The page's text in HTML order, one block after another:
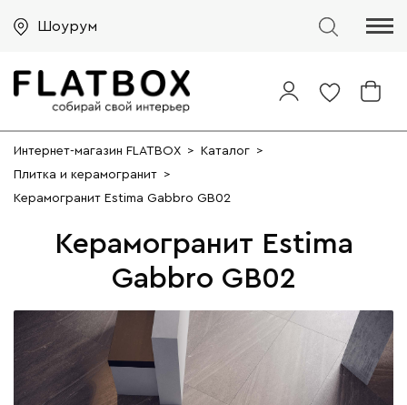
Шоурум
Интернет-магазин FLATBOX > Каталог >
Плитка и керамогранит >
Керамогранит Estima Gabbro GB02
Керамогранит Estima
Gabbro GB02